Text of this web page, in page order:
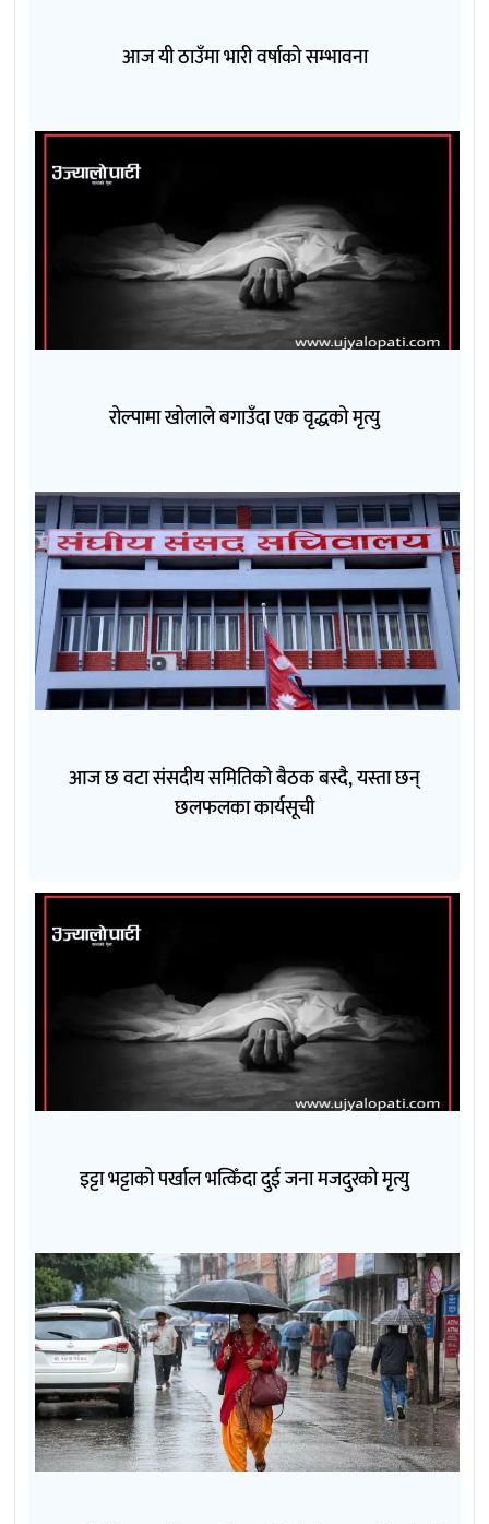
आज यी ठाउँमा भारी वर्षाको सम्भावना
रोल्पामा खोलाले बगाउँदा एक वृद्धको मृत्यु
आज छ वटा संसदीय समितिको बैठक बस्दै, यस्ता छन्
छलफलका कार्यसूची
इट्टा भट्टाको पर्खाल भत्किँदा दुई जना मजदुरको मृत्यु